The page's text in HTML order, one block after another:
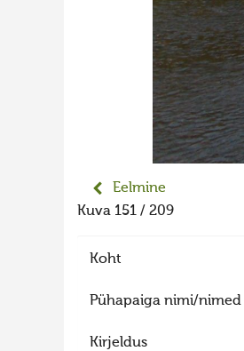
Eelmine
Kuva 151 / 209
Koht
Pühapaiga nimi/nimed
Kirjeldus